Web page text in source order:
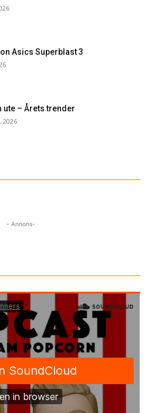
Asics Superblast 3
ute – Årets trender
2026
- Annons-